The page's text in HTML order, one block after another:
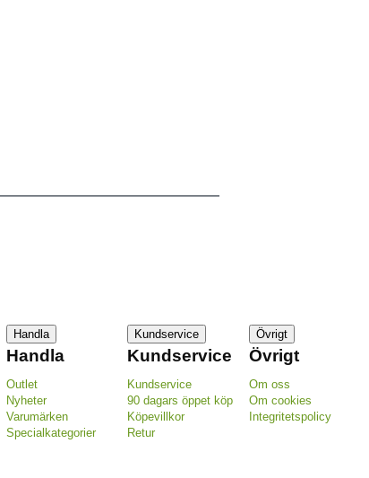
Handla
Handla
Outlet
Nyheter
Varumärken
Specialkategorier
Kundservice
Kundservice
Kundservice
90 dagars öppet köp
Köpevillkor
Retur
Övrigt
Övrigt
Om oss
Om cookies
Integritetspolicy